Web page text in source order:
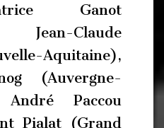
Ganot
Jean-Claude
Aquitaine),
(Auvergne-
André Paccou
Pialat (Grand